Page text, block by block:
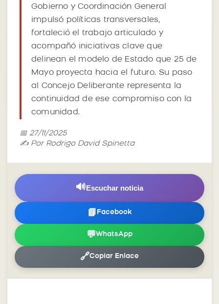
Gobierno y Coordinación General
impulsó políticas transversales,
fortaleció el trabajo articulado y
acompañó iniciativas clave que
delinean el modelo de Estado que 25 de
Mayo proyecta hacia el futuro. Su paso
al Concejo Deliberante representa la
continuidad de ese compromiso con la
comunidad.
📅 27/11/2025
✍️ Por Rodrigo David Spinetta
🔊Escuchar noticia
📘 Facebook
💬WhatsApp
🔗Copiar Enlace